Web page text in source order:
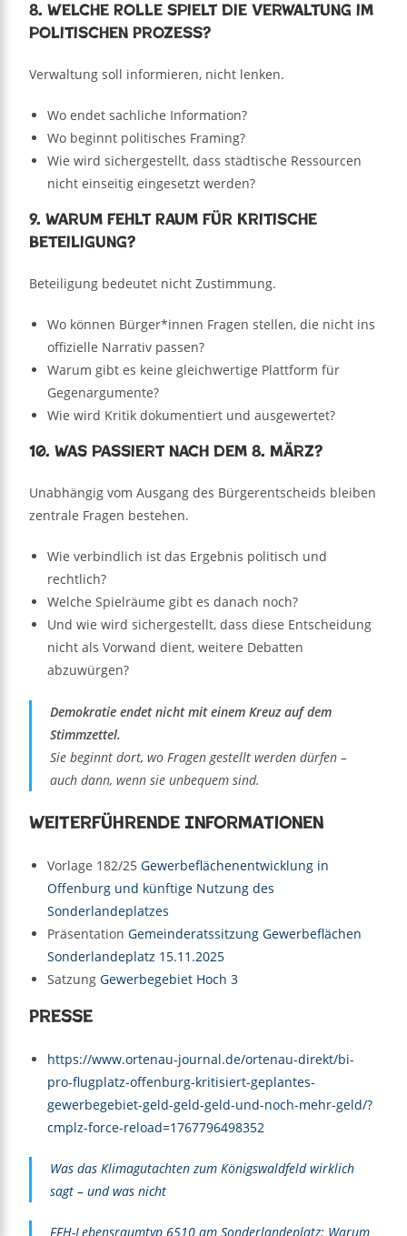
8. Welche Rolle spielt die Verwaltung im
politischen Prozess?
Verwaltung soll informieren, nicht lenken.
Wo endet sachliche Information?
Wo beginnt politisches Framing?
Wie wird sichergestellt, dass städtische Ressourcen
nicht einseitig eingesetzt werden?
9. Warum fehlt Raum für kritische
Beteiligung?
Beteiligung bedeutet nicht Zustimmung.
Wo können Bürger*innen Fragen stellen, die nicht ins
offizielle Narrativ passen?
Warum gibt es keine gleichwertige Plattform für
Gegenargumente?
Wie wird Kritik dokumentiert und ausgewertet?
10. Was passiert nach dem 8. März?
Unabhängig vom Ausgang des Bürgerentscheids bleiben
zentrale Fragen bestehen.
Wie verbindlich ist das Ergebnis politisch und
rechtlich?
Welche Spielräume gibt es danach noch?
Und wie wird sichergestellt, dass diese Entscheidung
nicht als Vorwand dient, weitere Debatten
abzuwürgen?
Demokratie endet nicht mit einem Kreuz auf dem
Stimmzettel.
Sie beginnt dort, wo Fragen gestellt werden dürfen –
auch dann, wenn sie unbequem sind.
Weiterführende Informationen
Vorlage 182/25Gewerbeflächenentwicklung in
Offenburg und künftige Nutzung des
Sonderlandeplatzes
PräsentationGemeinderatssitzung Gewerbeflächen
Sonderlandeplatz 15.11.2025
SatzungGewerbegebiet Hoch 3
Presse
https://www.ortenau-journal.de/ortenau-direkt/bi-
pro-flugplatz-offenburg-kritisiert-geplantes-
gewerbegebiet-geld-geld-geld-und-noch-mehr-geld/?
cmplz-force-reload=1767796498352
Was das Klimagutachten zum Königswaldfeld wirklich
sagt – und was nicht
FFH-Lebensraumtyp 6510 am Sonderlandeplatz: Warum